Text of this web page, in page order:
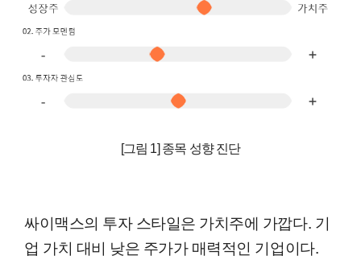
[그림 1] 종목 성향 진단
싸이맥스의 투자 스타일은 가치주에 가깝다. 기
업 가치 대비 낮은 주가가 매력적인 기업이다.